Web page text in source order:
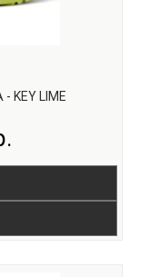
- KEY LIME